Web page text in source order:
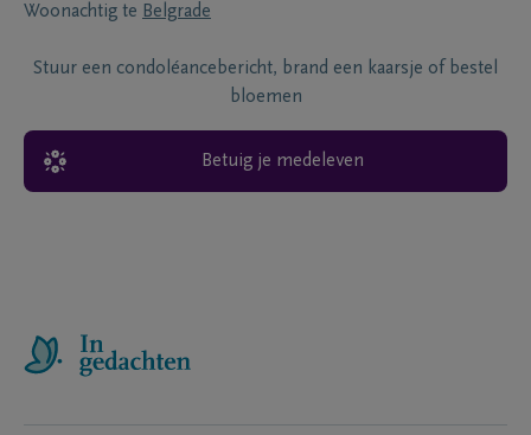
Woonachtig te Belgrade
Stuur een condoléancebericht, brand een kaarsje of bestel
bloemen
Betuig je medeleven